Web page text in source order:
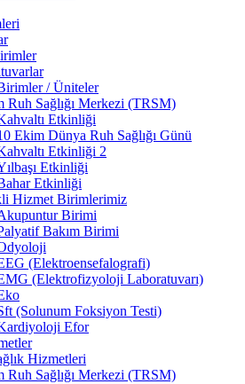
/ Üniteler
Ruh Sağlığı Merkezi (TRSM)
Etkinliği
Ekim Dünya Ruh Sağlığı Günü
Etkinliği 2
Etkinliği
Etkinliği
Hizmet Birimlerimiz
Birimi
Bakım Birimi
(Elektroensefalografi)
(Elektrofizyoloji Laboratuvarı)
(Solunum Foksiyon Testi)
Efor
Hizmetleri
Ruh Sağlığı Merkezi (TRSM)